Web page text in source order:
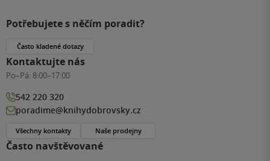
Často navštěvované
Potřebujete s něčím poradit?
Často kladené dotazy
Kontaktujte nás
Po–Pá: 8:00–17:00
542 220 320
poradime@knihydobrovsky.cz
Všechny kontakty Naše prodejny